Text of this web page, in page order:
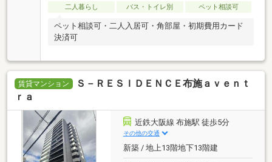
二人暮らし バス・トイレ別 ペット相談可
ペット相談可・二人入居可・角部屋・初期費用カード
決済可
賃貸マンション
Ｓ－ＲＥＳＩＤＥＮＣＥ布施ａｖｅｎｔ
ｒａ
近鉄大阪線 布施駅 徒歩5分
その他の交通
新築 / 地上13階地下13階建